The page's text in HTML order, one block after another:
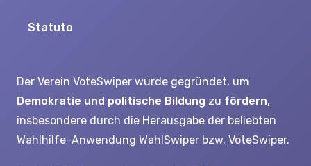
Statuto
Der Verein VoteSwiper wurde gegründet, um
Demokratie und politische Bildung zu fördern,
insbesondere durch die Herausgabe der beliebten
Wahlhilfe-Anwendung WahlSwiper bzw. VoteSwiper.